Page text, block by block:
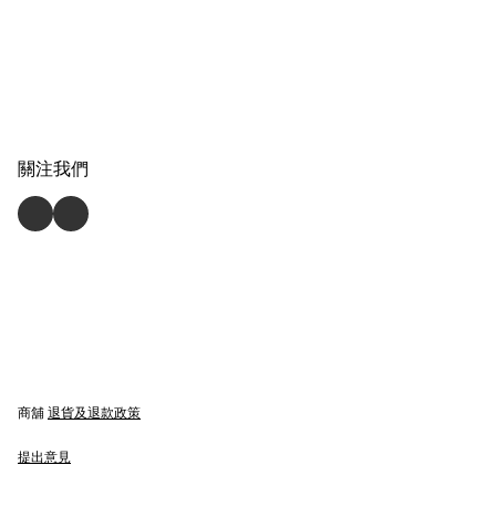
關注我們
商舖 退貨及退款政策
提出意見